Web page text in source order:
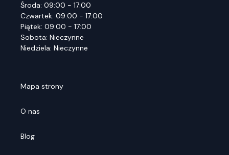
Środa: 09:00 - 17:00
Czwartek: 09:00 - 17:00
Piątek: 09:00 - 17:00
Sobota: Nieczynne
Niedziela: Nieczynne
Mapa strony
O nas
Blog